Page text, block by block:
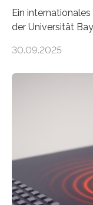
Ein
der Universität
Dadurch ist es in
Nichtmetallen
Sensorik und
Erkenntnisse
the American
Materialien, die
beeinflussen
Technologien…
30.09.2025